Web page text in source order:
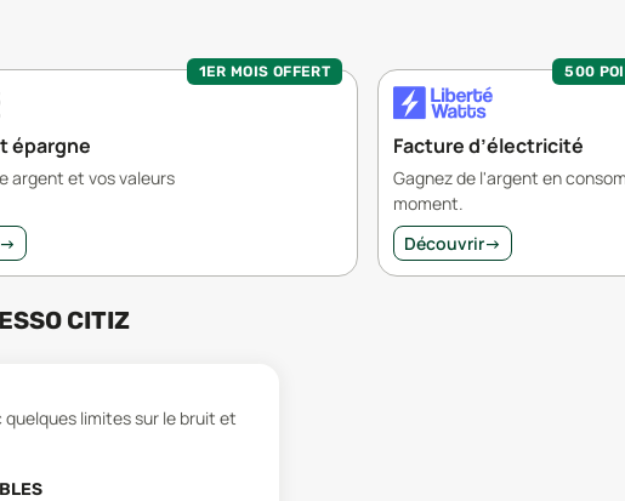
1ER MOIS OFFERT
épargne
argent et vos valeurs
→
500
Facture d’électricité
Gagnez de l'argent en
moment.
Découvrir→
CITIZ
limites sur le bruit et